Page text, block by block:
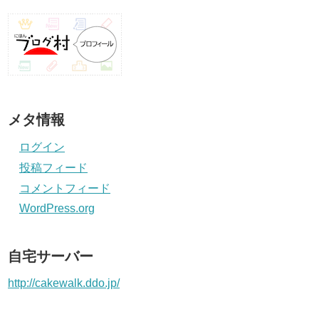
メタ情報
ログイン
投稿フィード
コメントフィード
WordPress.org
自宅サーバー
http://cakewalk.ddo.jp/